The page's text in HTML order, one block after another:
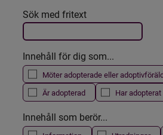
Filtrera resultatet
Det här formuläret postas
Sök med fritext
Innehåll för dig som...
Möter adopterade eller
Är adopterad
Har adopterat
Innehåll som berör...